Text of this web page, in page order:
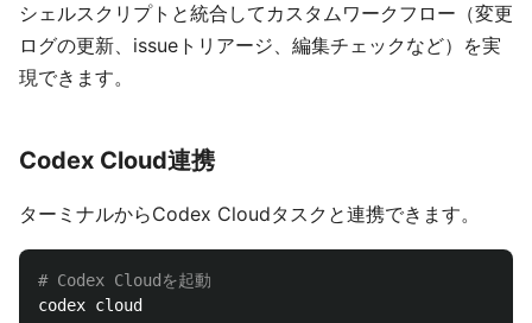
シェルスクリプトと統合してカスタムワークフロー（変更
ログの更新、issueトリアージ、編集チェックなど）を実
現できます。
Codex Cloud連携
ターミナルからCodex Cloudタスクと連携できます。
# Codex Cloudを起動
codex cloud